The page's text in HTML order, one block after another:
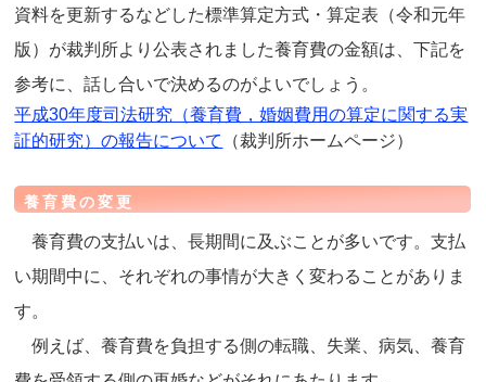
資料を更新するなどした標準算定方式・算定表（令和元年
版）が裁判所より公表されました養育費の金額は、下記を
参考に、話し合いで決めるのがよいでしょう。
平成30年度司法研究（養育費，婚姻費用の算定に関する実
証的研究）の報告について
（裁判所ホームページ）
養育費の変更
養育費の支払いは、長期間に及ぶことが多いです。支払
い期間中に、それぞれの事情が大きく変わることがありま
す。
例えば、養育費を負担する側の転職、失業、病気、養育